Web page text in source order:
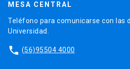
MESA CENTRAL
Teléfono para comunicarse con las
Universidad.
phone (56)95504 4000